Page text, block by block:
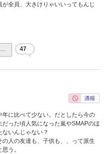
全員、大きけりゃいいってもんじ
… 47
に比べて少ない。だとしたら今の
った頃人気になった嵐やSMAPのほ
いんじゃない？
人の友達も、子供も、、って派生
う。